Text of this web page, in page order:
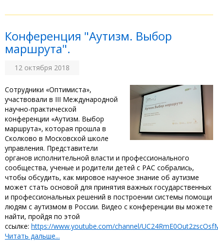
Конференция "Аутизм. Выбор
маршрута".
12 октября 2018
Сотрудники «Оптимиста»,
участвовали в III Международной
научно-практической
конференции «Аутизм. Выбор
маршрута», которая прошла в
Сколково в Московской школе
управления. Представители
органов исполнительной власти и профессионального
сообщества, ученые и родители детей с РАС собрались,
чтобы обсудить, как мировое научное знание об аутизме
может стать основой для принятия важных государственных
и профессиональных решений в построении системы помощи
людям с аутизмом в России. Видео с конференции вы можете
найти, пройдя по этой
ссылке: https://www.youtube.com/channel/
Читать дальше...